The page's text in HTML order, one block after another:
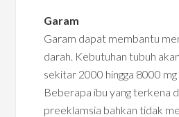
Garam
Garam dapat membantu
darah. Kebutuhan tubuh
sekitar 2000 hingga 8000
Beberapa ibu yang terkena
preeklamsia bahkan tidak